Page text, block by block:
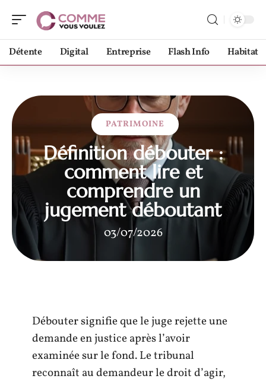
Détente Digital Entreprise Flash Info Habitat
PATRIMOINE
Définition débouter :
comment lire et
comprendre un
jugement déboutant
03/07/2026
Débouter signifie que le juge rejette une
demande en justice après l’avoir
examinée sur le fond. Le tribunal
reconnaît au demandeur le droit d’agir,